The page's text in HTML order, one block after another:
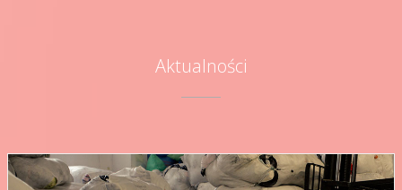
Aktualności